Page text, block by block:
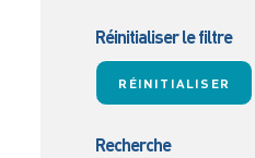
Réinitialiser le filtre
Recherche